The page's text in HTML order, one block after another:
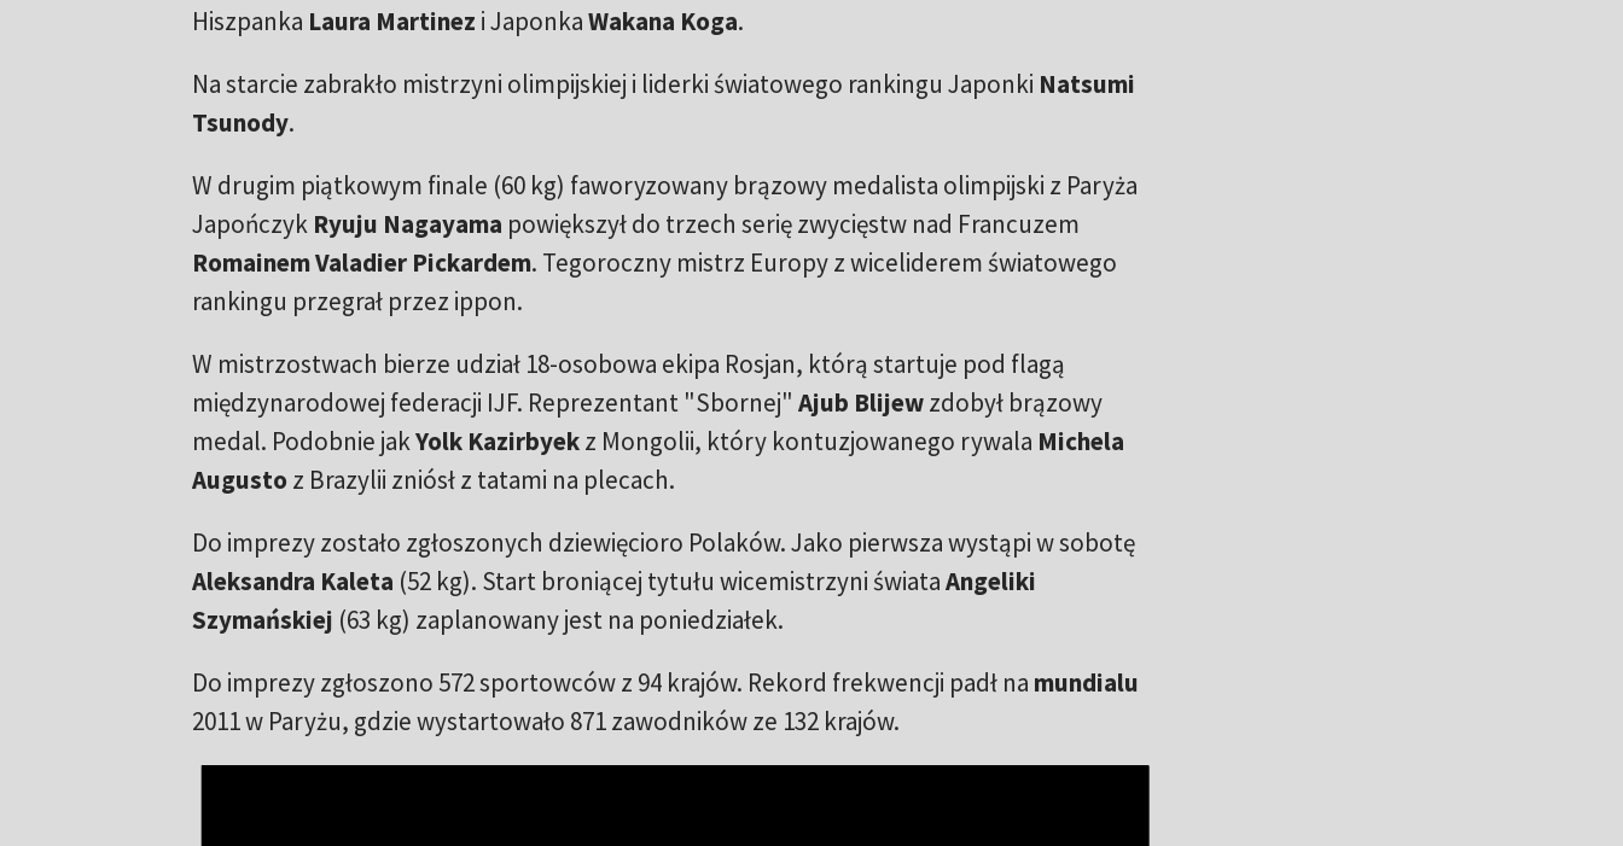
Hiszpanka Laura Martinez i JaponkaWakana Koga.
Na starcie zabrakło mistrzyni olimpijskiej i liderki światowego rankingu Japonki Natsumi
Tsunody.
W drugim piątkowym finale (60 kg) faworyzowany brązowy medalista olimpijski z Paryża
Japończyk Ryuju Nagayama powiększył do trzech serię zwycięstw nad Francuzem
Romainem Valadier Pickardem. Tegoroczny mistrz Europy z wiceliderem światowego
rankingu przegrał przez ippon.
W mistrzostwach bierze udział 18-osobowa ekipa Rosjan, którą startuje pod flagą
międzynarodowej federacji IJF. Reprezentant "Sbornej" Ajub Blijewzdobył brązowy
medal. Podobnie jakYolk Kazirbyekz Mongolii, który kontuzjowanego rywala Michela
Augusto z Brazylii zniósł z tatami na plecach.
Do imprezy zostało zgłoszonych dziewięcioro Polaków. Jako pierwsza wystąpi w sobotę
Aleksandra Kaleta (52 kg). Start broniącej tytułu wicemistrzyni świataAngeliki
Szymańskiej (63 kg) zaplanowany jest na poniedziałek.
Do imprezy zgłoszono 572 sportowców z 94 krajów. Rekord frekwencji padł na mundialu
2011 w Paryżu, gdzie wystartowało 871 zawodników ze 132 krajów.